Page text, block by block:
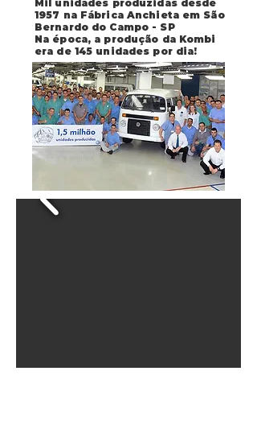
Mil unidades produzidas desde
1957 na Fábrica Anchieta em São
Bernardo do Campo - SP
Na época, a produção da Kombi
era de 145 unidades por dia!